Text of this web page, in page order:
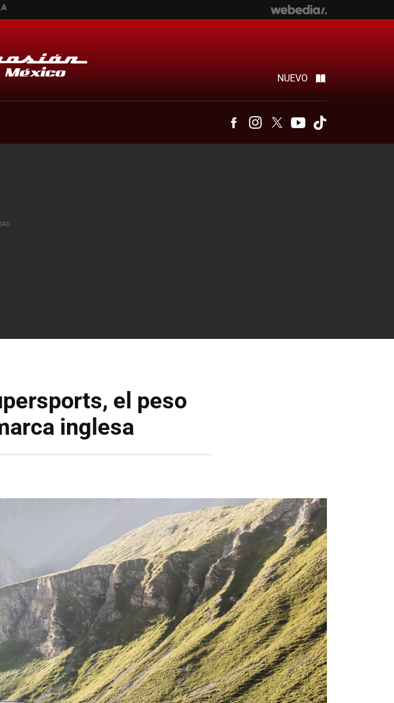
NUEVO
FacebookInstagram
Twitter Youtube
el peso
inglesa